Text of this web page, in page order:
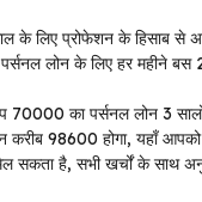
लिए प्रोफेशन के हिसाब से
लोन के लिए हर महीने बस
का पर्सनल लोन 3 सालों
98600 होगा, यहाँ
सकता है, सभी खर्चों के साथ